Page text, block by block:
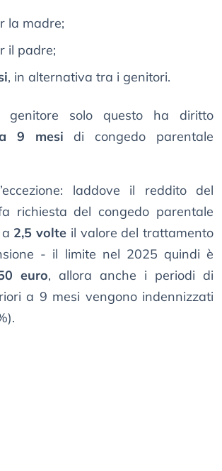
la madre;
il padre;
, in alternativa tra i genitori.
genitore solo questo ha diritto
9 mesi di congedo parentale
laddove il reddito del
richiesta del congedo parentale
2,5 volte il valore del trattamento
- il limite nel 2025 quindi è
euro, allora anche i periodi di
a 9 mesi vengono indennizzati